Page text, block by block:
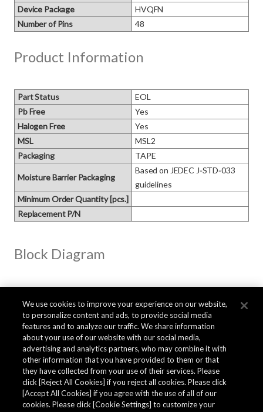
Device Package
HVQFN
Number of Pins
48
Product Information
Part Status
EOL
Pb Free
Yes
Halogen Free
Yes
MSL
MSL2
Packaging
TAPE
Moisture Barrier Packaging
Based on JEDEC J‑STD‑033
guidelines
Minimum Order Quantity [pcs.]
Replacement P/N
Block Diagram
We use cookies to improve your experience on our website,
to personalize content and ads, to provide social media
features and to analyze our traffic. We share information
about your use of our website with our social media,
advertising and analytics partners, who may combine it with
other information that you have provided to them or that
they have collected from your use of their services. Please
click [Reject All Cookies] if you reject all cookies. Please click
[Accept All Cookies] if you agree with the use of all of our
cookies. Please click [Cookie Settings] to customize your